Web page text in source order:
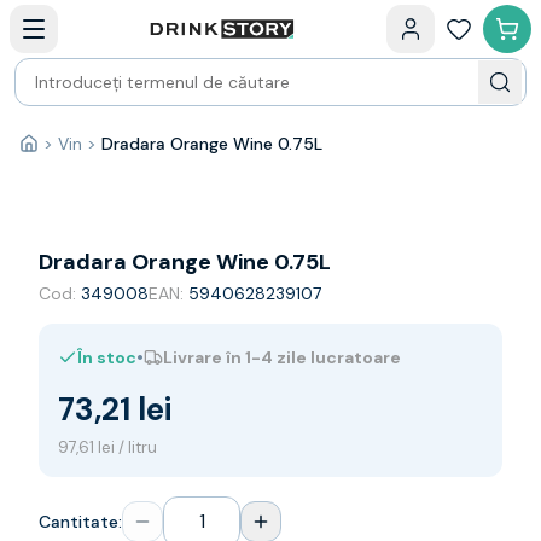
Bauturi fine — selectie
Produse Noi
Cosuri cadou
Pachete & Cadouri
Vin
Franta
Spania
Australia
Noua Zeelanda
Sampanie
Acasă
> Vin > Dradara Orange Wine 0.75L
Dradara Orange Wine 0.75L
Cod: 349008EAN: 5940628239107
În stoc• Livrare în 1-4 zile lucratoare
73,21 lei
97,61 lei / litru
Cantitate: